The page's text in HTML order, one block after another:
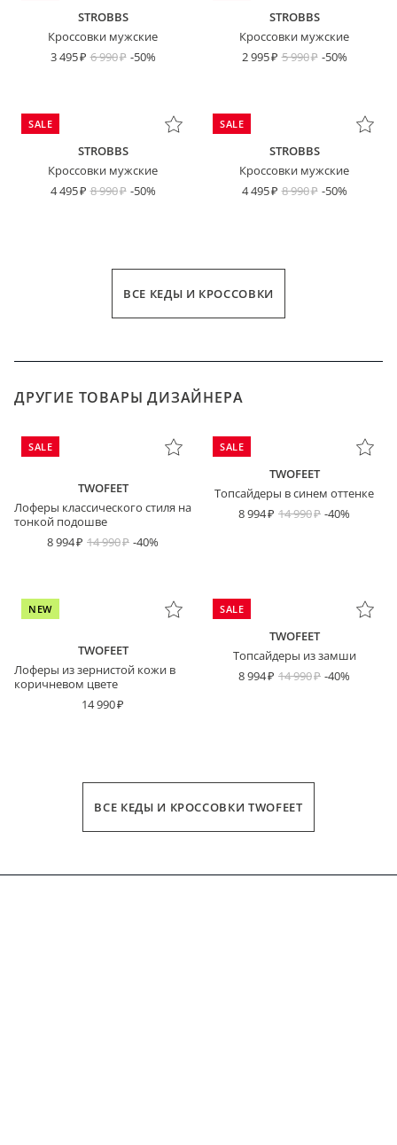
STROBBS
Кроссовки мужские
3 495
6 990 -50%
STROBBS
Кроссовки мужские
2 995
5 990 -50%
SALE
STROBBS
Кроссовки мужские
4 495
8 990 -50%
SALE
STROBBS
Кроссовки мужские
4 495
8 990 -50%
ВСЕ КЕДЫ И КРОССОВКИ
ДРУГИЕ ТОВАРЫ ДИЗАЙНЕРА
SALE
TWOFEET
Лоферы классического стиля на
тонкой подошве
8 994
14 990 -40%
SALE
TWOFEET
Топсайдеры в синем оттенке
8 994
14 990 -40%
NEW
TWOFEET
Лоферы из зернистой кожи в
коричневом цвете
14 990
SALE
TWOFEET
Топсайдеры из замши
8 994
14 990 -40%
ВСЕ КЕДЫ И КРОССОВКИ TWOFEET